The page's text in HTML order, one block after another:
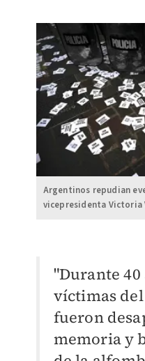
Argentinos repudian
vicepresidenta Victoria
"Durante 40
víctimas
fueron
memoria y